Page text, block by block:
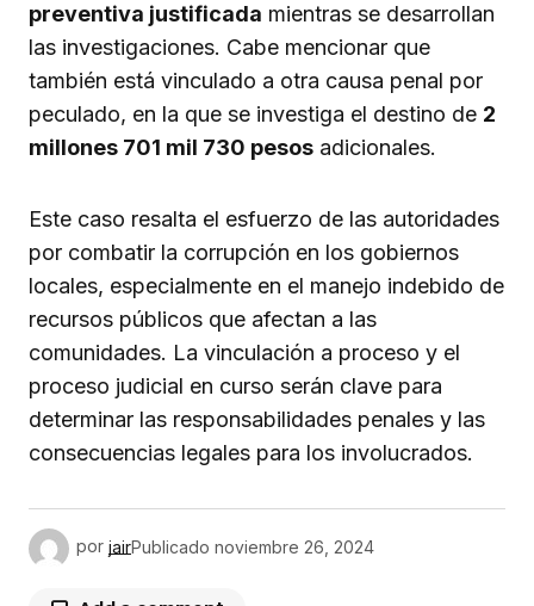
preventiva justificada mientras se desarrollan
las investigaciones. Cabe mencionar que
también está vinculado a otra causa penal por
peculado, en la que se investiga el destino de 2
millones 701 mil 730 pesos adicionales.
Este caso resalta el esfuerzo de las autoridades
por combatir la corrupción en los gobiernos
locales, especialmente en el manejo indebido de
recursos públicos que afectan a las
comunidades. La vinculación a proceso y el
proceso judicial en curso serán clave para
determinar las responsabilidades penales y las
consecuencias legales para los involucrados.
por jairPublicado noviembre 26, 2024